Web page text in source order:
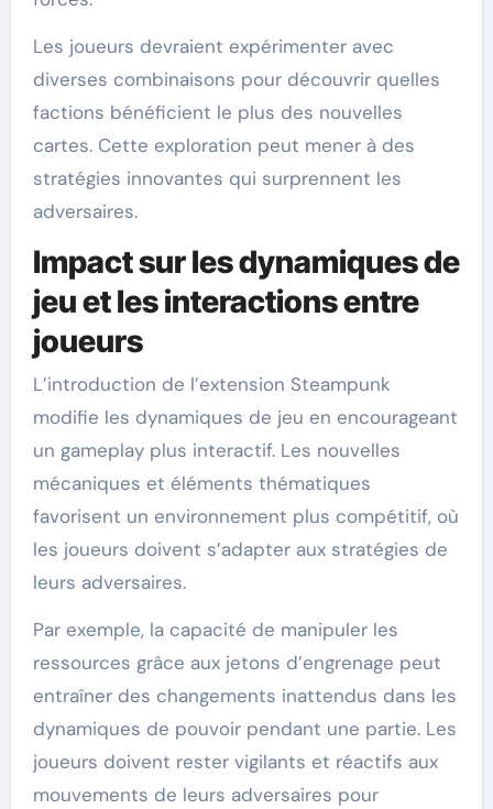
Les joueurs devraient expérimenter avec
diverses combinaisons pour découvrir quelles
factions bénéficient le plus des nouvelles
cartes. Cette exploration peut mener à des
stratégies innovantes qui surprennent les
adversaires.
Impact sur les dynamiques de
jeu et les interactions entre
joueurs
L’introduction de l’extension Steampunk
modifie les dynamiques de jeu en encourageant
un gameplay plus interactif. Les nouvelles
mécaniques et éléments thématiques
favorisent un environnement plus compétitif, où
les joueurs doivent s’adapter aux stratégies de
leurs adversaires.
Par exemple, la capacité de manipuler les
ressources grâce aux jetons d’engrenage peut
entraîner des changements inattendus dans les
dynamiques de pouvoir pendant une partie. Les
joueurs doivent rester vigilants et réactifs aux
mouvements de leurs adversaires pour